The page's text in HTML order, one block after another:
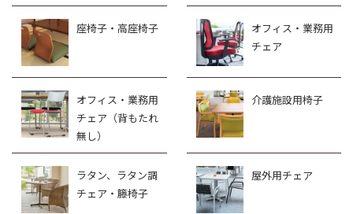
座椅子・高座椅子
オフィス・業務用
チェア
オフィス・業務用
チェア（背もたれ
無し）
介護施設用椅子
ラタン、ラタン調
チェア・籐椅子
屋外用チェア